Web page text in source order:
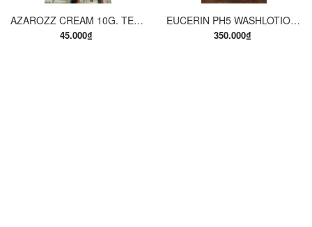
AZAROZZ CREAM 10G. TERBINAFINE 1%. THUỐC TRỊ NẤM DA CHÂN, NẤM DA ĐÙI, NẤM DA THÂN, LANG BEN...
45.000₫
EUCERIN PH5 WASHLOTION 400ML. SỮA TẮM DẠNG GEL CHO DA NHẠY CẢM.
350.000₫